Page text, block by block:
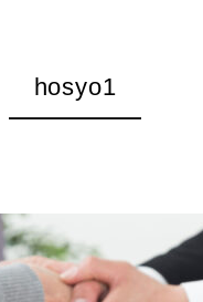
hosyo1